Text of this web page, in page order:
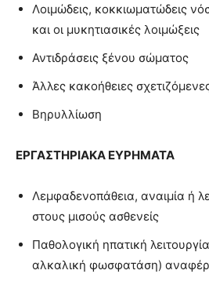
Λοιμώδεις, κοκκιωματώδεις
και οι μυκητιασικές λοιμώξεις
Αντιδράσεις ξένου σώματος
Άλλες κακοήθειες
Βηρυλλίωση
ΕΡΓΑΣΤΗΡΙΑΚΑ ΕΥΡΗΜΑΤΑ
Λεμφαδενοπάθεια, αναιμία ή
στους μισούς ασθενείς
Παθολογική ηπατική
αλκαλική φωσφατάση)